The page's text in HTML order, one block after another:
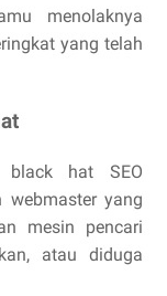
menolaknya
yang telah
black hat SEO
webmaster yang
mesin pencari
atau diduga